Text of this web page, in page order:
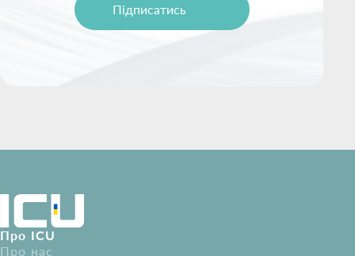
Підписатись
Про ICU
Про нас